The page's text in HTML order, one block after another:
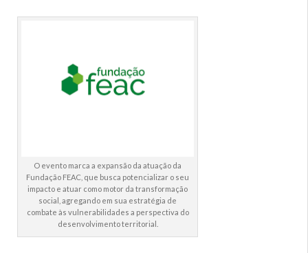
O evento marca a expansão da atuação da
Fundação FEAC, que busca potencializar o seu
impacto e atuar como motor da transformação
social, agregando em sua estratégia de
combate às vulnerabilidades a perspectiva do
desenvolvimento territorial.